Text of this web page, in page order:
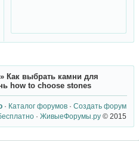
» Как выбрать камни для
how to choose stones
· Каталог форумов ·Создать форум
·ЖивыеФорумы.ру © 2015